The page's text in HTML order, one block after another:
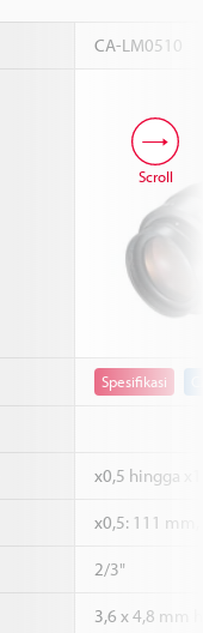
CA-LM0510
Spesifikasi
x0,5 hingga
x0,5: 111
2/3"
3,6 x 4,8 mm
Scroll